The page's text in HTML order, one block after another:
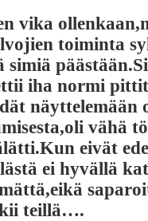
vika
toiminta
iha normi
näyttelemään
vähä
eivät
ei hyvällä
teillä….